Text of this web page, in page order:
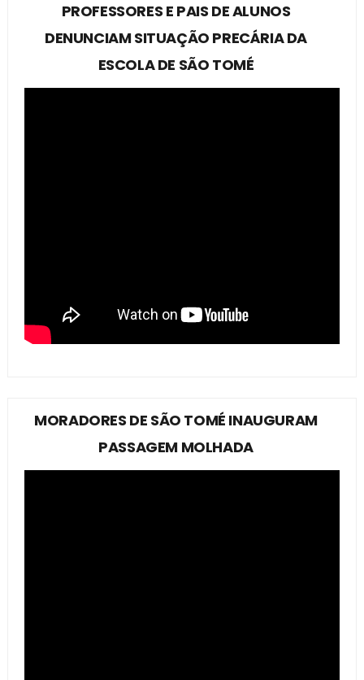
PROFESSORES E PAIS DE ALUNOS
DENUNCIAM SITUAÇÃO PRECÁRIA DA
ESCOLA DE SÃO TOMÉ
MORADORES DE SÃO TOMÉ INAUGURAM
PASSAGEM MOLHADA